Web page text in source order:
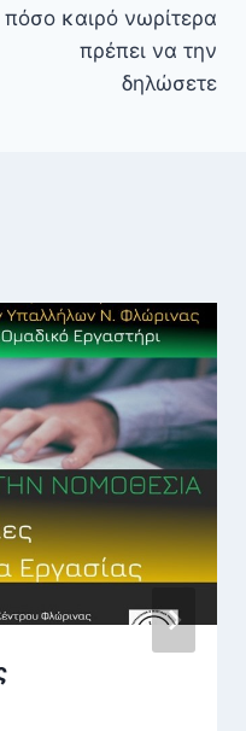
πόσο καιρό νωρίτερα
πρέπει να την
δηλώσετε